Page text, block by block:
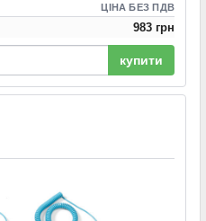
ЦІНА БЕЗ ПДВ
983 грн
купити